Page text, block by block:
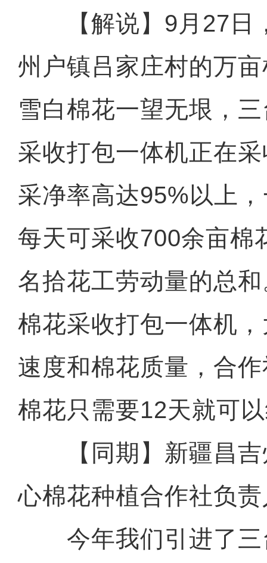
【解说】9月27日
州户镇吕家庄村的万
雪白棉花一望无垠，
采收打包一体机正在
采净率高达95%以上
每天可采收700余亩棉
名拾花工劳动量的总
棉花采收打包一体机
速度和棉花质量，合
棉花只需要12天就可
【同期】新疆昌吉
心棉花种植合作社负
今年我们引进了三